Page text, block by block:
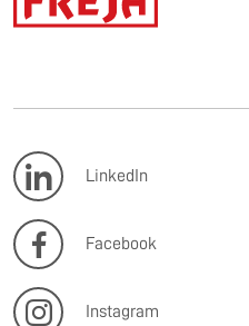
LinkedIn
Facebook
Instagram